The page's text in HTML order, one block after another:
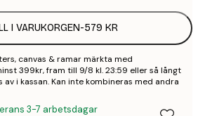
I VARUKORGEN-579 KR
canvas & ramar märkta med
399kr, fram till 9/8 kl. 23:59 eller så långt
i kassan. Kan inte kombineras med andra
3-7 arbetsdagar